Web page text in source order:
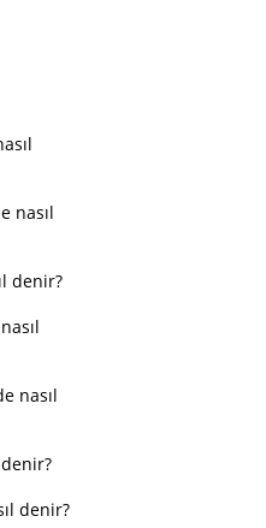
nasıl
denir?
nasıl
denir?